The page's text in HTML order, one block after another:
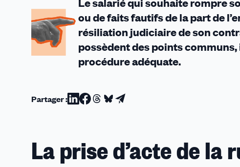
Le salarié qui souhaite rompre
ou de faits fautifs de la part de
résiliation judiciaire de son
possèdent des points
procédure adéquate.
Partager :Partager
Partager
Partager
Partager
Partager
La prise d’acte de